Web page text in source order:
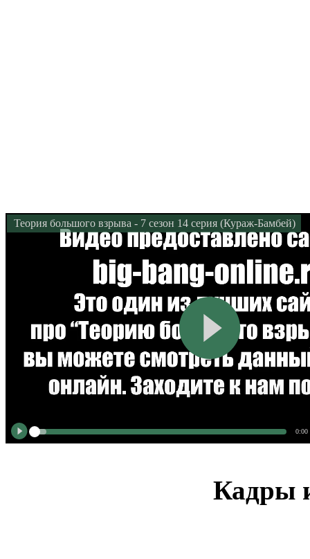
Теория большого взрыва - 7 сезон 14 серия (Кураж-Бамбей)
0:00
Кадры